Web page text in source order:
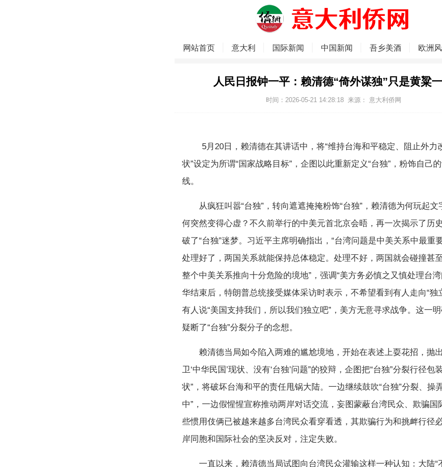
网站首页 意大利 国际新闻 中国新闻 吾乡美酒 欧洲
人民日报钟一平：赖清德“倚外谋独”只是黄粱
时间：2026-05-21 14:28:18 来源： 意大利侨网
5月20日，赖清德在其讲话中，将“维持台海和平稳定、阻止外力
状”设定为所谓“国家战略目标”，企图以此重新定义“台独”，粉饰自己的
线。
从疯狂叫嚣“台独”，转向遮遮掩掩粉饰“台独”，赖清德为何玩起文
何突然变得心虚？不久前举行的中美元首北京会晤，再一次揭示了历
破了“台独”迷梦。习近平主席明确指出，“台湾问题是中美关系中最重
处理好了，两国关系就能保持总体稳定。处理不好，两国就会碰撞甚
整个中美关系推向十分危险的境地”，强调“美方务必慎之又慎处理台
华结束后，特朗普总统接受媒体采访时表示，不希望看到有人走向“独
有人说“美国支持我们，所以我们独立吧”，美方无意寻求战争。这一
疑断了“台独”分裂分子的念想。
赖清德当局如今陷入两难的尴尬境地，开始在表述上耍花招，抛
卫‘中华民国’现状、没有‘台独’问题”的狡辩，企图把“台独”分裂行径包
状”，将破坏台海和平的责任甩锅大陆。一边继续鼓吹“台独”分裂、操
中”，一边假惺惺宣称推动两岸对话交流，妄图蒙蔽台湾民众、欺骗国
些惯用伎俩已被越来越多台湾民众看穿看透，其欺骗行为和挑衅行径
岸同胞和国际社会的坚决反对，注定失败。
一直以来，赖清德当局试图向台湾民众灌输这样一种认知：大陆“